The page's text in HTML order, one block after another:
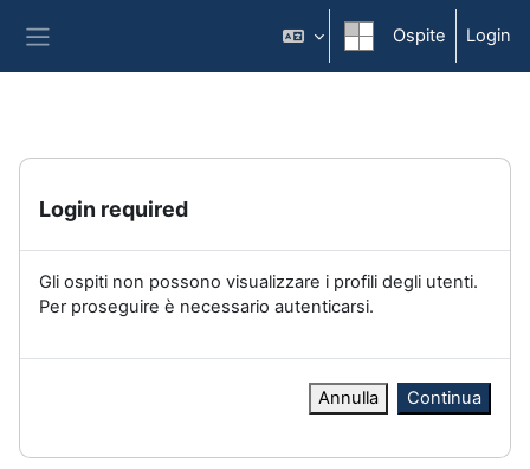
Ospite Login
Login required
Gli ospiti non possono visualizzare i profili degli utenti.
Per proseguire è necessario autenticarsi.
Annulla Continua